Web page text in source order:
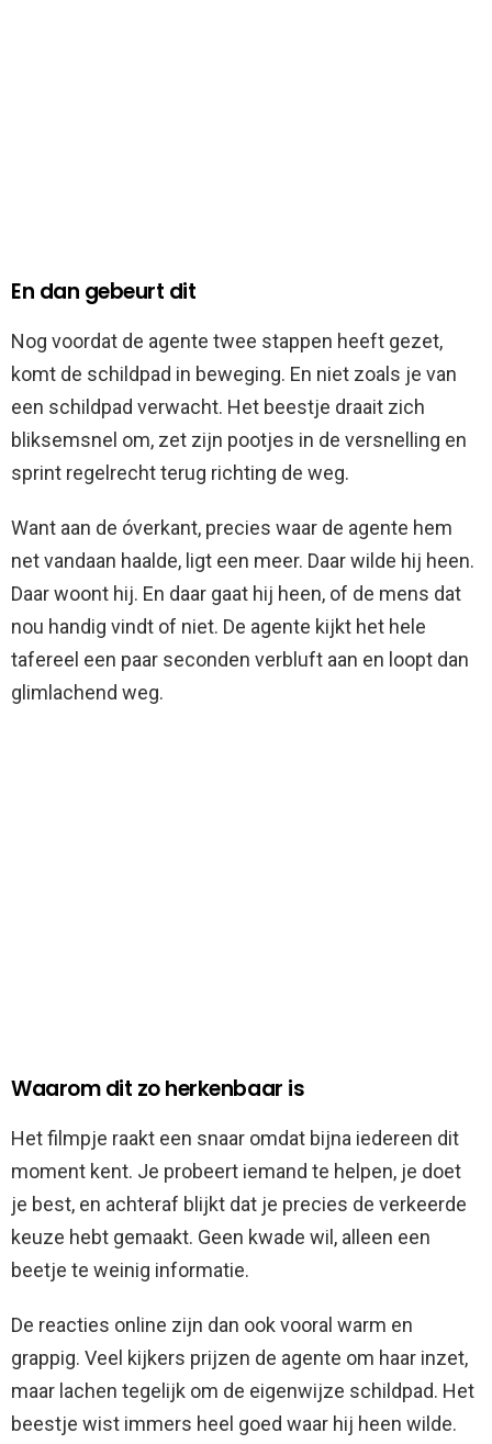
En dan gebeurt dit
Nog voordat de agente twee stappen heeft gezet,
komt de schildpad in beweging. En niet zoals je van
een schildpad verwacht. Het beestje draait zich
bliksemsnel om, zet zijn pootjes in de versnelling en
sprint regelrecht terug richting de weg.
Want aan de óverkant, precies waar de agente hem
net vandaan haalde, ligt een meer. Daar wilde hij heen.
Daar woont hij. En daar gaat hij heen, of de mens dat
nou handig vindt of niet. De agente kijkt het hele
tafereel een paar seconden verbluft aan en loopt dan
glimlachend weg.
Waarom dit zo herkenbaar is
Het filmpje raakt een snaar omdat bijna iedereen dit
moment kent. Je probeert iemand te helpen, je doet
je best, en achteraf blijkt dat je precies de verkeerde
keuze hebt gemaakt. Geen kwade wil, alleen een
beetje te weinig informatie.
De reacties online zijn dan ook vooral warm en
grappig. Veel kijkers prijzen de agente om haar inzet,
maar lachen tegelijk om de eigenwijze schildpad. Het
beestje wist immers heel goed waar hij heen wilde.